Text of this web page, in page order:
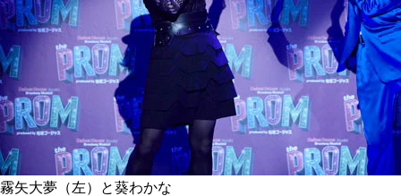
霧矢大夢（左）と葵わかな